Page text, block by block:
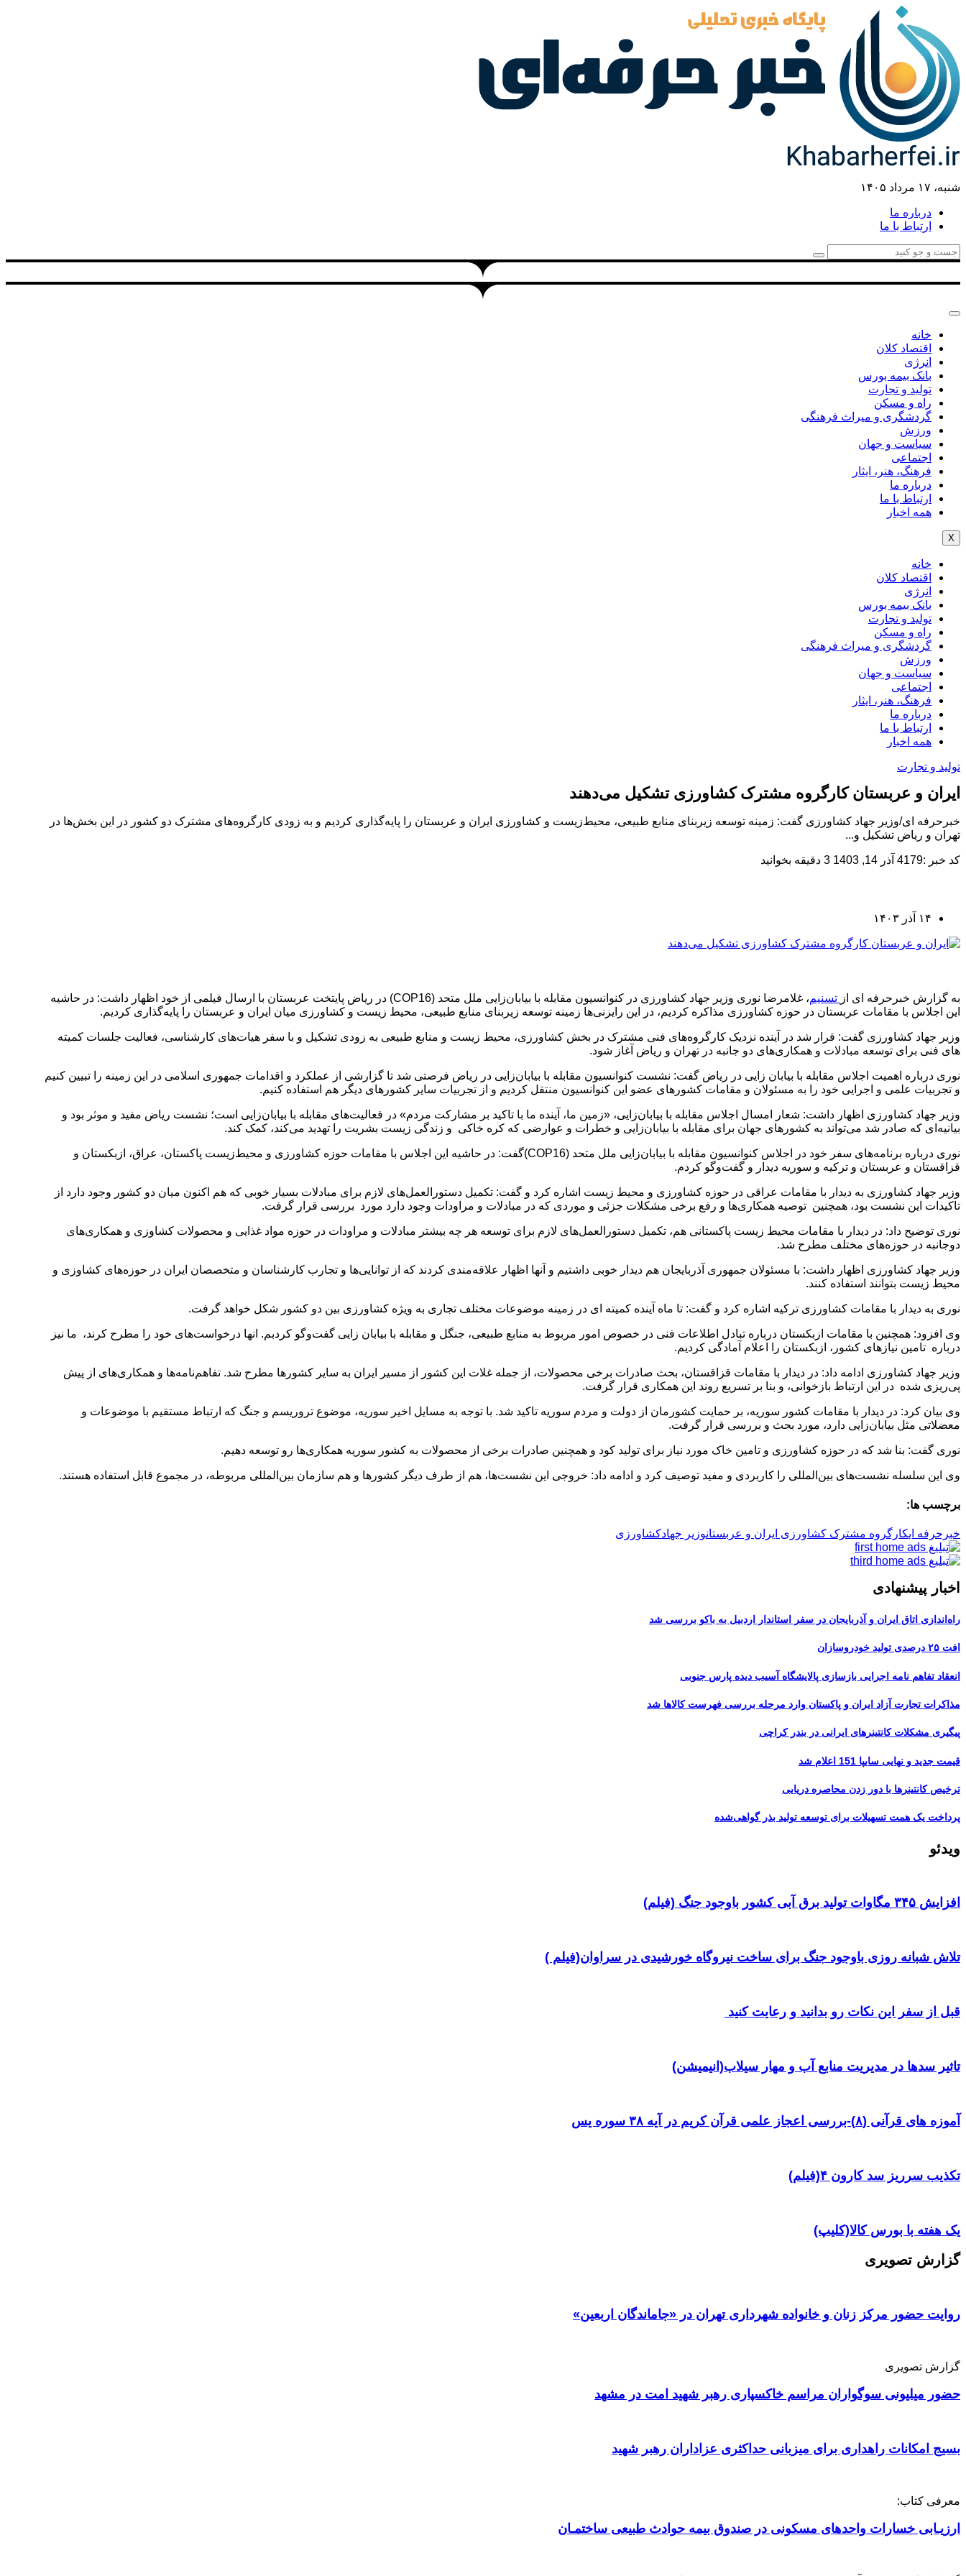
شنبه، ۱۷ مرداد ۱۴۰۵
درباره ما
ارتباط با ما
خانه
اقتصاد کلان
انرژی
بانک بیمه بورس
تولید و تجارت
راه و مسکن
گردشگری و میراث فرهنگی
ورزش
سیاست و جهان
اجتماعی
فرهنگ، هنر، ایثار
درباره ما
ارتباط با ما
همه اخبار
X
خانه
اقتصاد کلان
انرژی
بانک بیمه بورس
تولید و تجارت
راه و مسکن
گردشگری و میراث فرهنگی
ورزش
سیاست و جهان
اجتماعی
فرهنگ، هنر، ایثار
درباره ما
ارتباط با ما
همه اخبار
تولید و تجارت
ایران و عربستان کارگروه مشترک کشاورزی تشکیل می‌دهند
خبرحرفه ای/وزیر جهاد کشاورزی گفت: زمینه توسعه زیربنای منابع طبیعی، محیط‌زیست و کشاورزی ایران و عربستان را پایه‌گذاری کردیم و به زودی کارگروه‌های مشترک دو کشور در این بخش‌ها در
تهران و ریاض تشکیل و...
کد خبر :4179 آذر 14, 1403 3 دقیقه بخوانید
۱۴ آذر ۱۴۰۳
به گزارش خبرحرفه ای از تسنیم
، غلامرضا نوری وزیر جهاد کشاورزی در کنوانسیون مقابله با بیابان‌زایی ملل متحد (COP16) در ریاض پایتخت عربستان با ارسال فیلمی از خود اظهار داشت: در حاشیه
این اجلاس با مقامات عربستان در حوزه کشاورزی مذاکره کردیم، در این رایزنی‌ها زمینه توسعه زیربنای منابع طبیعی، محیط زیست و کشاورزی میان ایران و عربستان را پایه‌گذاری کردیم.
وزیر جهاد کشاورزی گفت: قرار شد در آینده نزدیک کارگروه‌های فنی مشترک در بخش کشاورزی، محیط زیست و منابع طبیعی به زودی تشکیل و با سفر هیات‌های کارشناسی، فعالیت جلسات کمیته
های فنی برای توسعه مبادلات و همکاری‌های دو جانبه در تهران و ریاض آغاز شود.
نوری درباره اهمیت اجلاس مقابله با بیابان زایی در ریاض گفت: نشست کنوانسیون مقابله با بیابان‌زایی در ریاض فرصتی شد تا گزارشی از عملکرد و اقدامات جمهوری اسلامی در این زمینه را تبیین کنیم
و تجربیات علمی و اجرایی خود را به مسئولان و مقامات کشورهای عضو این کنوانسیون منتقل کردیم و از تجربیات سایر کشورهای دیگر هم استفاده کنیم.
وزیر جهاد کشاورزی اظهار داشت: شعار امسال اجلاس مقابله با بیابان‌زایی، «زمین ما، آینده ما با تاکید بر مشارکت مردم» در فعالیت‌های مقابله با بیابان‌زایی است؛ نشست ریاض مفید و موثر بود و
بیانیه‌ای که صادر شد می‌تواند به کشورهای جهان برای مقابله با بیابان‌زایی و خطرات و عوارضی که کره خاکی و زندگی زیست بشریت را تهدید می‌کند، کمک کند.
نوری درباره برنامه‌های سفر خود در اجلاس کنوانسیون مقابله با بیابان‌زایی ملل متحد (COP16)گفت: در حاشیه این اجلاس با مقامات حوزه کشاورزی و محیط‌زیست پاکستان، عراق، ازبکستان و
قزاقستان و عربستان و ترکیه و سوریه دیدار و گفت‌و‌گو کردم.
وزیر جهاد کشاورزی به دیدار با مقامات عراقی در حوزه کشاورزی و محیط زیست اشاره کرد و گفت: تکمیل دستورالعمل‌های لازم برای مبادلات بسیار خوبی که هم اکنون میان دو کشور وجود دارد از
تاکیدات این نشست بود، همچنین توصیه همکاری‌ها و رفع برخی مشکلات جزئی و موردی که در مبادلات و مراودات وجود دارد مورد بررسی قرار گرفت.
نوری توضیح داد: در دیدار با مقامات محیط زیست پاکستانی هم، تکمیل دستورالعمل‌های لازم برای توسعه هر چه بیشتر مبادلات و مراودات در حوزه مواد غذایی و محصولات کشاوزی و همکاری‌های
دوجانبه در حوزه‌های مختلف مطرح شد.
وزیر جهاد کشاورزی اظهار داشت: با مسئولان جمهوری آذربایجان هم دیدار خوبی داشتیم و آنها اظهار علاقه‌مندی کردند که از توانایی‌ها و تجارب کارشناسان و متخصصان ایران در حوزه‌های کشاوزی و
محیط زیست بتوانند استفاده کنند.
نوری به دیدار با مقامات کشاورزی ترکیه اشاره کرد و گفت: تا ماه آینده کمیته ای در زمینه موضوعات مختلف تجاری به ویژه کشاورزی بین دو کشور شکل خواهد گرفت.
وی افزود: همچنین با مقامات ازبکستان درباره تبادل اطلاعات فنی در خصوص امور مربوط به منابع طبیعی، جنگل و مقابله با بیابان زایی گفت‌وگو کردبم. انها درخواست‌های خود را مطرح کرند، ما نیز
درباره تامین نیازهای کشور، ازبکستان را اعلام آمادگی کردیم.
وزیر جهاد کشاورزی ادامه داد: در دیدار با مقامات قزاقستان، بحث صادرات برخی محصولات، از جمله غلات این کشور از مسیر ایران به سایر کشورها مطرح شد. تفاهم‌نامه‌ها و همکاری‌های از پیش
پی‌ریزی شده در این ارتباط بازخوانی، و بنا بر تسریع روند این همکاری قرار گرفت.
وی بیان کرد: در دیدار با مقامات کشور سوریه، بر حمایت کشورمان از دولت و مردم سوریه تاکید شد. با توجه به مسایل اخیر سوریه، موضوع تروریسم و جنگ که ارتباط مستقیم با موضوعات و
معضلاتی مثل بیابان‌زایی دارد، مورد بحث و بررسی قرار گرفت.
نوری گفت: بنا شد که در حوزه کشاورزی و تامین خاک مورد نیاز برای تولید کود و همچنین صادرات برخی از محصولات به کشور سوریه همکاری‌ها رو توسعه دهیم.
وی این سلسله نشست‌های بین‌المللی را کاربردی و مفید توصیف کرد و ادامه داد: خروجی این نشست‌ها، هم از طرف دیگر کشورها و هم سازمان بین‌المللی مربوطه‌، در مجموع قابل استفاده هستند.
برچسب ها:
خبرحرفه ایکارگروه مشترک کشاورزی ایران و عربستانوزیر جهادکشاورزی
اخبار پیشنهادی
راه‌اندازی اتاق ایران و آذربایجان در سفر استاندار اردبیل به باکو بررسی شد
افت ۲۵ درصدی تولید خودروسازان
انعقاد تفاهم نامه اجرایی بازسازی پالایشگاه آسیب دیده پارس جنوبی
مذاکرات تجارت آزاد ایران و پاکستان وارد مرحله بررسی فهرست کالاها شد
پیگیری مشکلات کانتینرهای ایرانی در بندر کراچی
قیمت جدید و نهایی سایپا 151 اعلام شد
ترخیص کانتینرها با دور زدن محاصره دریایی
پرداخت یک همت تسهیلات برای توسعه تولید بذر گواهی‌شده
ویدئو
افزایش ۳۴۵ مگاوات تولید برق آبی کشور باوجود جنگ (فیلم)
تلاش شبانه روزی باوجود جنگ برای ساخت نیروگاه خورشیدی در سراوان(فیلم )
قبل از سفر این نکات رو بدانید و رعایت کنید ‌
تاثیر سدها در مدیریت منابع آب و مهار سیلاب(انیمیشن)
آموزه های قرآنی (۸)-بررسی اعجاز علمی قرآن کریم در آیه ۳۸ سوره یس
تکذیب سرریز سد کارون ۴(فیلم)
یک هفته با بورس کالا(کلیپ)
گزارش تصویری
روایت حضور مرکز زنان و خانواده شهرداری تهران در «جاماندگان اربعین»
گزارش تصویری
حضور میلیونی سوگواران مراسم خاکسپاری رهبر شهید امت در مشهد
بسیج امکانات راهداری برای میزبانی حداکثری عزاداران رهبر شهید
معرفی کتاب:
ارزیـابی خسارات واحدهای مسکونی در صندوق بیمه حوادث طبیعی ساختمـان